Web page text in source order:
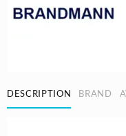
DESCRIPTION BRAND